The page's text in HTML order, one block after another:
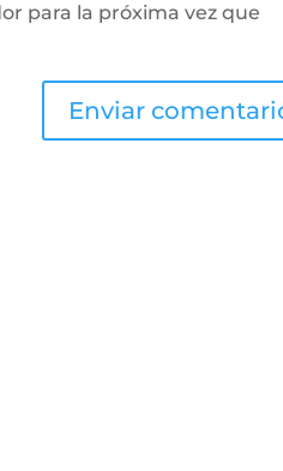
para la próxima vez que